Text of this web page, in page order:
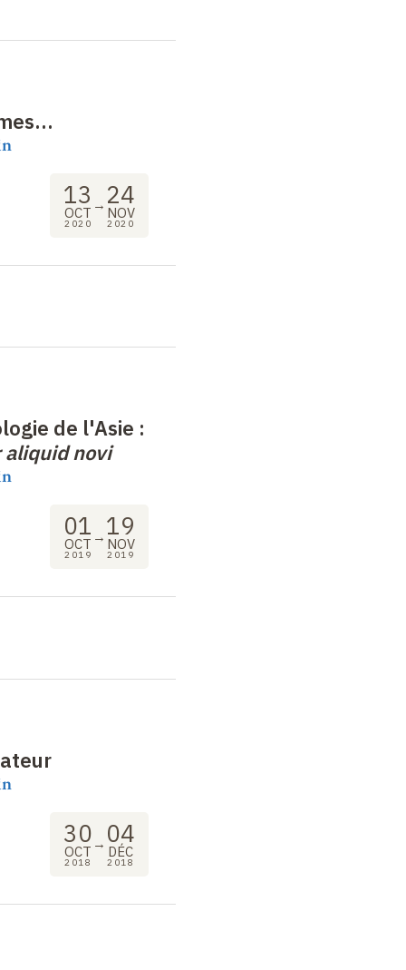
13
OCT
2020
→ 24
NOV
2020
de l'Asie :
aliquid novi
01
OCT
2019
→ 19
NOV
2019
30
OCT
2018
→ 04
DÉC
2018